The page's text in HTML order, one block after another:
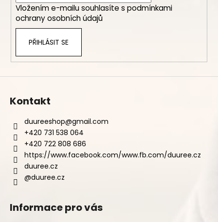
Vložením e-mailu souhlasíte s podmínkami
ochrany osobních údajů
PŘIHLÁSIT SE
Kontakt
duureeshop@gmail.com
+420 731 538 064
+420 722 808 686
https://www.facebook.com/www.fb.com/duuree.cz
duuree.cz
@duuree.cz
Informace pro vás